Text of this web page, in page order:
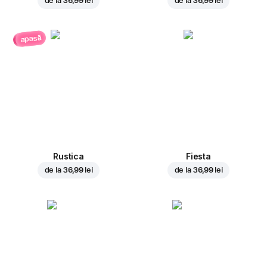
apasă
Rustica
de la 36,99 lei
Fiesta
de la 36,99 lei